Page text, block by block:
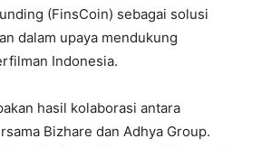
(FinsCoin) sebagai solusi
dalam upaya mendukung
Indonesia.
hasil kolaborasi antara
Bizhare dan Adhya Group.